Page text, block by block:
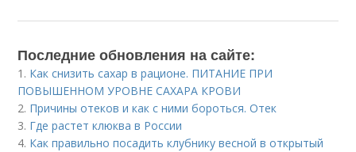
Последние обновления на сайте:
1. Как снизить сахар в рационе. ПИТАНИЕ ПРИ
ПОВЫШЕННОМ УРОВНЕ САХАРА КРОВИ
2. Причины отеков и как с ними бороться. Отек
3. Где растет клюква в России
4. Как правильно посадить клубнику весной в открытый